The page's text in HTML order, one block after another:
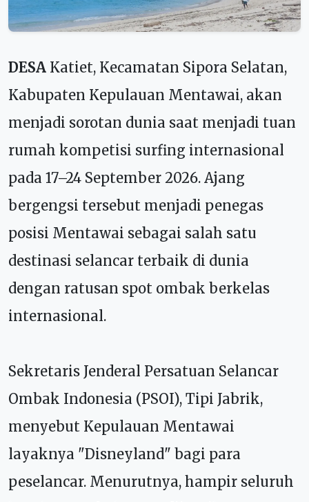
DESA Katiet, Kecamatan Sipora Selatan,
Kabupaten Kepulauan Mentawai, akan
menjadi sorotan dunia saat menjadi tuan
rumah kompetisi surfing internasional
pada 17–24 September 2026. Ajang
bergengsi tersebut menjadi penegas
posisi Mentawai sebagai salah satu
destinasi selancar terbaik di dunia
dengan ratusan spot ombak berkelas
internasional.
Sekretaris Jenderal Persatuan Selancar
Ombak Indonesia (PSOI), Tipi Jabrik,
menyebut Kepulauan Mentawai
layaknya "Disneyland" bagi para
peselancar. Menurutnya, hampir seluruh